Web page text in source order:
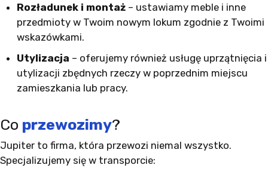
Rozładunek i montaż – ustawiamy meble i inne
przedmioty w Twoim nowym lokum zgodnie z Twoimi
wskazówkami.
Utylizacja – oferujemy również usługę uprzątnięcia i
utylizacji zbędnych rzeczy w poprzednim miejscu
zamieszkania lub pracy.
Co przewozimy?
Jupiter to firma, która przewozi niemal wszystko.
Specjalizujemy się w transporcie: